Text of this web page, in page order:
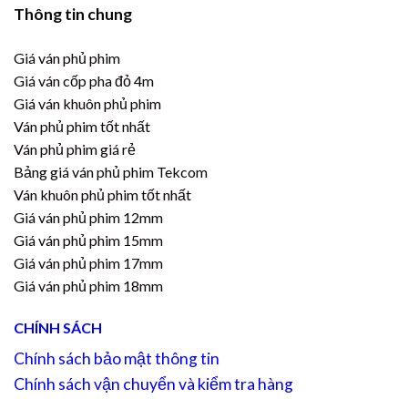
Thông tin chung
Giá ván phủ phim
Giá ván cốp pha đỏ 4m
Giá ván khuôn phủ phim
Ván phủ phim tốt nhất
Ván phủ phim giá rẻ
Bảng giá ván phủ phim Tekcom
Ván khuôn phủ phim tốt nhất
Giá ván phủ phim 12mm
Giá ván phủ phim 15mm
Giá ván phủ phim 17mm
Giá ván phủ phim 18mm
CHÍNH SÁCH
Chính sách bảo mật thông tin
Chính sách vận chuyển và kiểm tra hàng